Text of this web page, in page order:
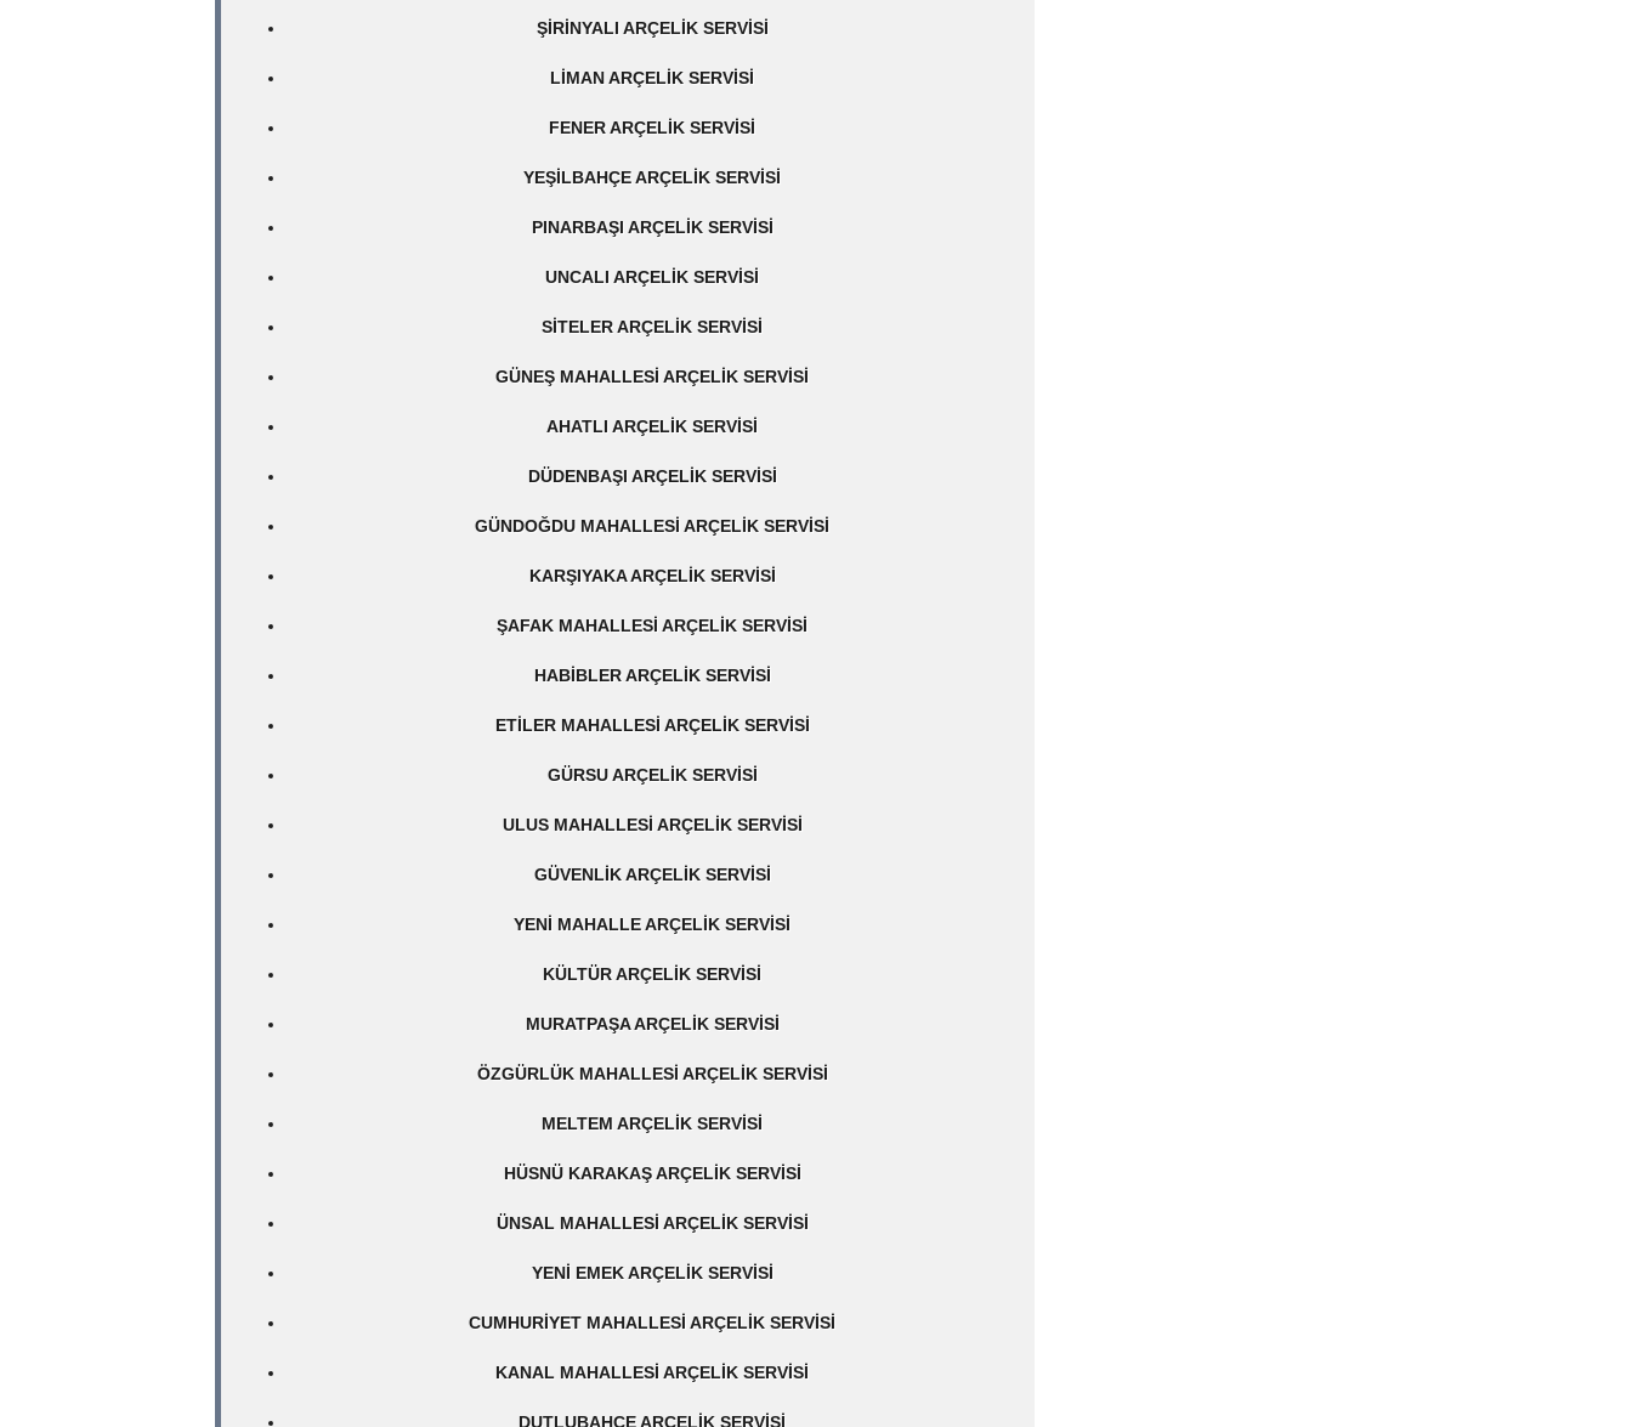
ŞIRINYALI ARÇELIK SERVISI
LIMAN ARÇELIK SERVISI
FENER ARÇELIK SERVISI
YEŞILBAHÇE ARÇELIK SERVISI
PINARBAŞI ARÇELIK SERVISI
UNCALI ARÇELIK SERVISI
SITELER ARÇELIK SERVISI
GÜNEŞ MAHALLESI ARÇELIK SERVISI
AHATLI ARÇELIK SERVISI
DÜDENBAŞI ARÇELIK SERVISI
GÜNDOĞDU MAHALLESI ARÇELIK SERVISI
KARŞIYAKA ARÇELIK SERVISI
ŞAFAK MAHALLESI ARÇELIK SERVISI
HABIBLER ARÇELIK SERVISI
ETILER MAHALLESI ARÇELIK SERVISI
GÜRSU ARÇELIK SERVISI
ULUS MAHALLESI ARÇELIK SERVISI
GÜVENLIK ARÇELIK SERVISI
YENI MAHALLE ARÇELIK SERVISI
KÜLTÜR ARÇELIK SERVISI
MURATPAŞA ARÇELIK SERVISI
ÖZGÜRLÜK MAHALLESI ARÇELIK SERVISI
MELTEM ARÇELIK SERVISI
HÜSNÜ KARAKAŞ ARÇELIK SERVISI
ÜNSAL MAHALLESI ARÇELIK SERVISI
YENI EMEK ARÇELIK SERVISI
CUMHURIYET MAHALLESI ARÇELIK SERVISI
KANAL MAHALLESI ARÇELIK SERVISI
DUTLUBAHÇE ARÇELIK SERVISI